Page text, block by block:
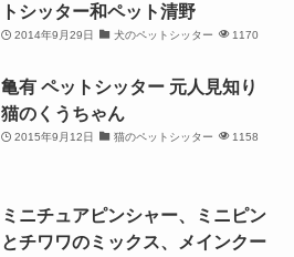
トシッター和ペット清野
2014年9月29日 犬のペットシッター 1170
亀有 ペットシッター 元人見知り
猫のくうちゃん
2015年9月12日 猫のペットシッター 1158
ミニチュアピンシャー、ミニピン
とチワワのミックス、メインクー